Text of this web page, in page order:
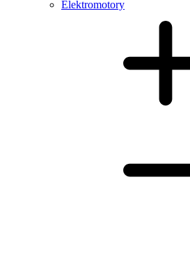
Elektromotory